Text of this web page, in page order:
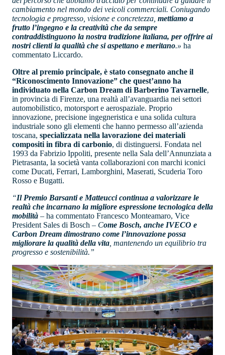
cambiamento nel mondo dei veicoli commerciali. Coniugando
tecnologia e progresso, visione e concretezza, mettiamo a
frutto l’ingegno e la creatività che da sempre
contraddistinguono la nostra tradizione italiana, per offrire ai
nostri clienti la qualità che si aspettano e meritano.» ha
commentato Liccardo.
Oltre al premio principale, è stato consegnato anche il
“Riconoscimento Innovazione” che quest’anno ha
individuato nella Carbon Dream di Barberino Tavarnelle,
in provincia di Firenze, una realtà all’avanguardia nei settori
automobilistico, motorsport e aerospaziale. Proprio
innovazione, precisione ingegneristica e una solida cultura
industriale sono gli elementi che hanno permesso all’azienda
toscana, specializzata nella lavorazione dei materiali
compositi in fibra di carbonio, di distinguersi. Fondata nel
1993 da Fabrizio Ippoliti, presente nella Sala dell’Annunziata a
Pietrasanta, la società vanta collaborazioni con marchi iconici
come Ducati, Ferrari, Lamborghini, Maserati, Scuderia Toro
Rosso e Bugatti.
“Il Premio Barsanti e Matteucci continua a valorizzare le
realtà che incarnano la migliore espressione tecnologica della
mobilità – ha commentato Francesco Monteamaro, Vice
President Sales di Bosch – Come Bosch, anche IVECO e
Carbon Dream dimostrano come l’innovazione possa
migliorare la qualità della vita , mantenendo un equilibrio tra
progresso e sostenibilità.”